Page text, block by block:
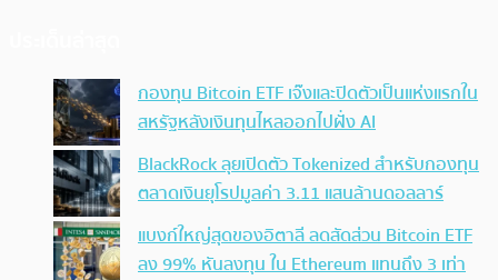
กองทุน Bitcoin ETF เจ๊งและปิดตัวเป็นแห่งแรกใน
สหรัฐหลังเงินทุนไหลออกไปฝั่ง AI
BlackRock ลุยเปิดตัว Tokenized สำหรับกองทุน
ตลาดเงินยุโรปมูลค่า 3.11 แสนล้านดอลลาร์
แบงก์ใหญ่สุดของอิตาลี ลดสัดส่วน Bitcoin ETF
ลง 99% หันลงทุน ใน Ethereum แทนถึง 3 เท่า